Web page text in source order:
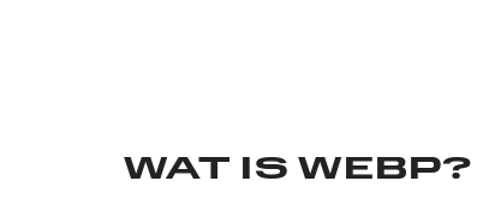
WAT IS WEBP?